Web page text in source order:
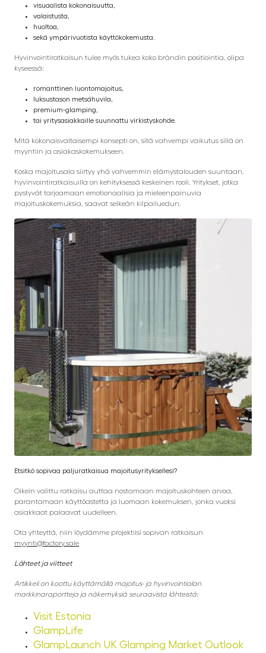
visuaalista kokonaisuutta,
valaistusta,
huoltoa,
sekä ympärivuotista käyttökokemusta.
Hyvinvointiratkaisun tulee myös tukea koko brändin positiointia, olipa
kyseessä:
romanttinen luontomajoitus,
luksustason metsähuvila,
premium-glamping,
tai yritysasiakkaille suunnattu virkistyskohde.
Mitä kokonaisvaltaisempi konsepti on, sitä vahvempi vaikutus sillä on
myyntiin ja asiakaskokemukseen.
Koska majoitusala siirtyy yhä vahvemmin elämystalouden suuntaan,
hyvinvointiratkaisuilla on kehityksessä keskeinen rooli. Yritykset, jotka
pystyvät tarjoamaan emotionaalisia ja mieleenpainuvia
majoituskokemuksia, saavat selkeän kilpailuedun.
Etsitkö sopivaa paljuratkaisua majoitusyrityksellesi?
Oikein valittu ratkaisu auttaa nostamaan majoituskohteen arvoa,
parantamaan käyttöastetta ja luomaan kokemuksen, jonka vuoksi
asiakkaat palaavat uudelleen.
Ota yhteyttä, niin löydämme projektiisi sopivan ratkaisun
myynti@factory.sale
Lähteet ja viitteet
Artikkeli on koottu käyttämällä majoitus- ja hyvinvointialan
markkinaraportteja ja näkemyksiä seuraavista lähteistä:
Visit Estonia
GlampLife
GlampLaunch UK Glamping Market Outlook